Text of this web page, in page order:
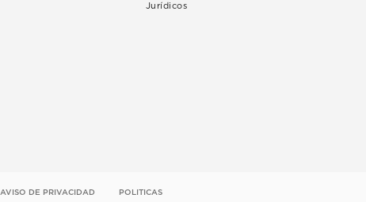
Jurídicos
AVISO DE PRIVACIDAD POLITICAS